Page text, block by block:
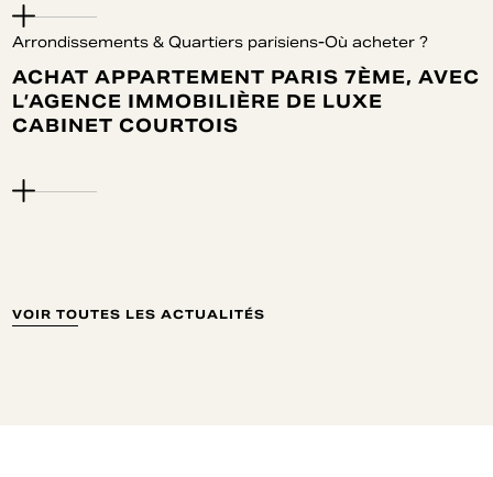
Arrondissements & Quartiers parisiens-Où acheter ?
ACHAT APPARTEMENT PARIS 7ÈME, AVEC
L’AGENCE IMMOBILIÈRE DE LUXE
CABINET COURTOIS
VOIR TOUTES LES ACTUALITÉS